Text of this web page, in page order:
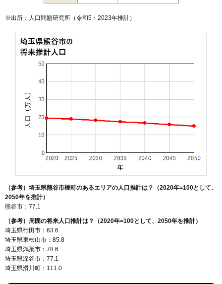
※出所：人口問題研究所（令和5・2023年推計）
（参考）埼玉県熊谷市榎町のあるエリアの人口推計は？（2020年=100として、
2050年を推計）
熊谷市：77.1
（参考）周囲の将来人口推計は？（2020年=100として、2050年を推計）
埼玉県行田市：63.6
埼玉県東松山市：85.8
埼玉県鴻巣市：78.6
埼玉県深谷市：77.1
埼玉県滑川町：111.0